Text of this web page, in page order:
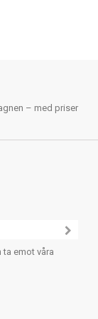
– med priser
emot våra